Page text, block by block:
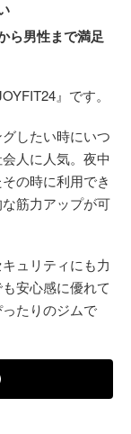
ら男性まで満足
』です。
したい時にいつ
人に人気。夜中
の時に利用でき
筋力アップが可
ュリティにも力
安心感に優れて
たりのジムで